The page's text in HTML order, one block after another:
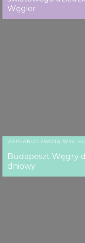
Węgier
ZAPLANUJ SWOJĄ
Budapeszt Węgry
dniowy